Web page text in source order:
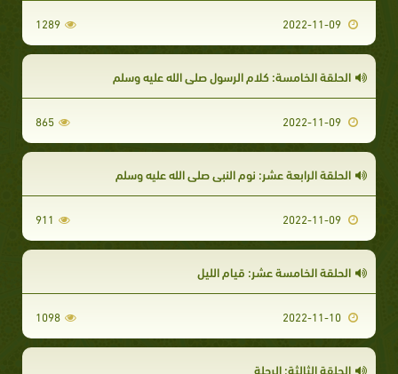
1289
الحلقة الخامسة: كلام الرسول صلى الله عليه وسلم
865
الحلقة الرابعة عشر: نوم النبي صلى الله عليه وسلم
911
الحلقة الخامسة عشر: قيام الليل
1098
الحلقة الثالثة: الرحلة